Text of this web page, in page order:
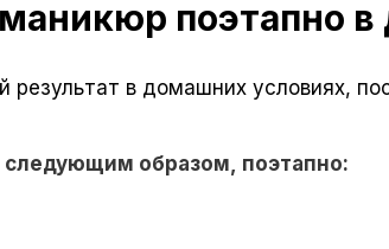
поэтапно
результат в домашних условиях,
следующим образом, поэтапно: